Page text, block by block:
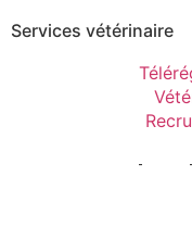
Services vétérinaire
- -